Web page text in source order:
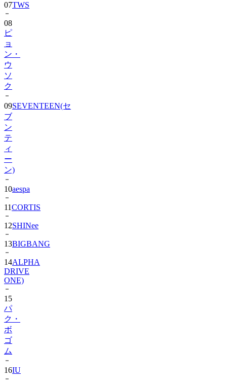
07TWS
08
ピ
ョ
ン・
ウ
ソ
ク
09SEVENTEEN(セ
ブ
ン
テ
ィ
ー
ン)
10aespa
11CORTIS
12SHINee
13BIGBANG
14ALPHA
DRIVE
ONE)
15
パ
ク・
ボ
ゴ
ム
16IU